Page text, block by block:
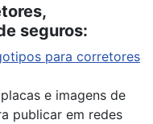
seguros:
para corretores
e imagens de
publicar em redes